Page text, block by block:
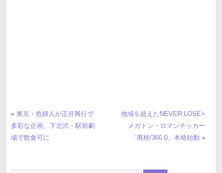
« 東京・危婦人が正月興行で
多彩な企画、下北沢・駅前劇
場で飲食可に
地域を超えたNEVER LOSE×
メガトン・ロマンチッカー
「廃校/366.0」本格始動 »